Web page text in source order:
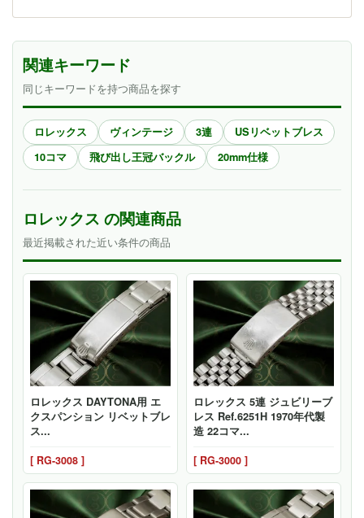
関連キーワード
同じキーワードを持つ商品を探す
ロレックス ヴィンテージ 3連
USリベットブレス
10コマ
飛び出し王冠バックル 20mm仕様
ロレックス の関連商品
最近掲載された近い条件の商品
ロレックス DAYTONA用 エ
クスパンション リベットブレ
ス...
[ RG-3008 ]
ロレックス 5連 ジュビリーブ
レス Ref.6251H 1970年代製
造 22コマ...
[ RG-3000 ]